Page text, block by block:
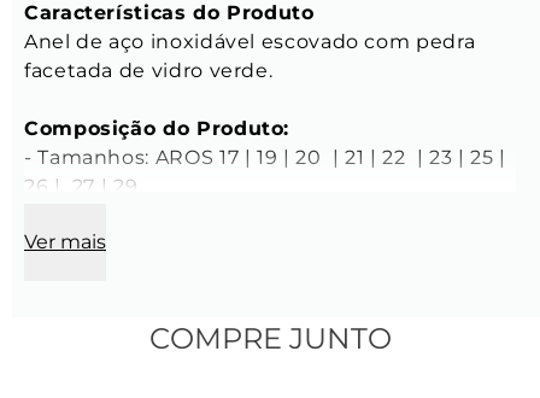
Características do Produto
Anel de aço inoxidável escovado com pedra
facetada de vidro verde.
Composição do Produto:
- Tamanhos: AROS 17 | 19 | 20  | 21 | 22  | 23 | 25 |
26 |  27 | 29
- Feita com criação Key Design
o Guia de Medidas no topo da página.
Ver mais
COMPRE JUNTO